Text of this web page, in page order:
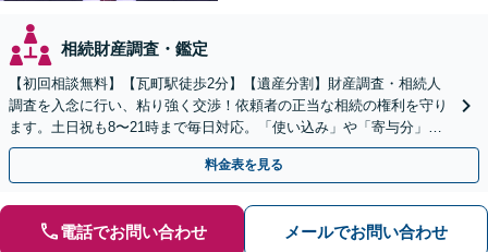
相続財産調査・鑑定
【初回相談無料】【瓦町駅徒歩2分】【遺産分割】財産調査・相続人
調査を入念に行い、粘り強く交渉！依頼者の正当な相続の権利を守り
ます。土日祝も8〜21時まで毎日対応。「使い込み」や「寄与分」の
調査もお任せください！【遺言書作成や相続放棄も対応】
料金表を見る
電話でお問い合わせ メールでお問い合わせ